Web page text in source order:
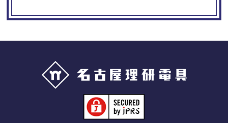
Googleアナリティクスの使用につい
当サイトでは、より良いサービスの提供、またユーザビリ
ティの向上のため、Googleアナリティクスを使用し、当サ
イトの利用状況などのデータ収集及び解析を行っておりま
す。その際、「Cookie」を通じて、Googleがお客様のIPア
ドレスなどの情報を収集する場合がありますが、
「Cookie」で収集される情報は個人を特定できるものでは